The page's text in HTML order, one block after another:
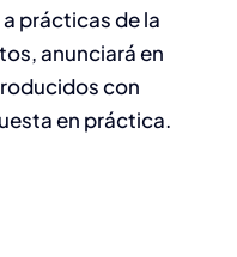
prácticas de la
anunciará en
con
en práctica.